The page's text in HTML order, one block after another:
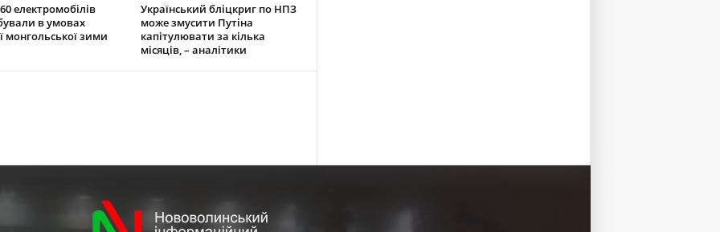
електромобілів
в умовах
монгольської зими
Український бліцкриг по НПЗ
може змусити Путіна
капітулювати за кілька
місяців, – аналітики